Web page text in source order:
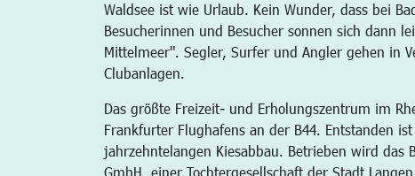
Waldsee ist wie Urlaub. Kein Wunder, dass bei
Besucherinnen und Besucher sonnen sich dann
Mittelmeer". Segler, Surfer und Angler gehen in
Clubanlagen.
Das größte Freizeit- und Erholungszentrum im
Frankfurter Flughafens an der B44. Entstanden
jahrzehntelangen Kiesabbau. Betrieben wird das
GmbH, einer Tochtergesellschaft der Stadt